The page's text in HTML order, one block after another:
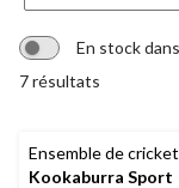
En stock
7 résultats
Ensemble de cricket
Kookaburra Sport